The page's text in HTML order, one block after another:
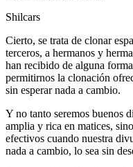
Shilcars
Cierto, se trata de clonar
terceros, a hermanos y
han recibido de alguna
permitirnos la clonación
sin esperar nada a cambio.
Y no tanto seremos buenos
amplia y rica en matices,
efectivos cuando nuestra
nada a cambio, lo sea sin